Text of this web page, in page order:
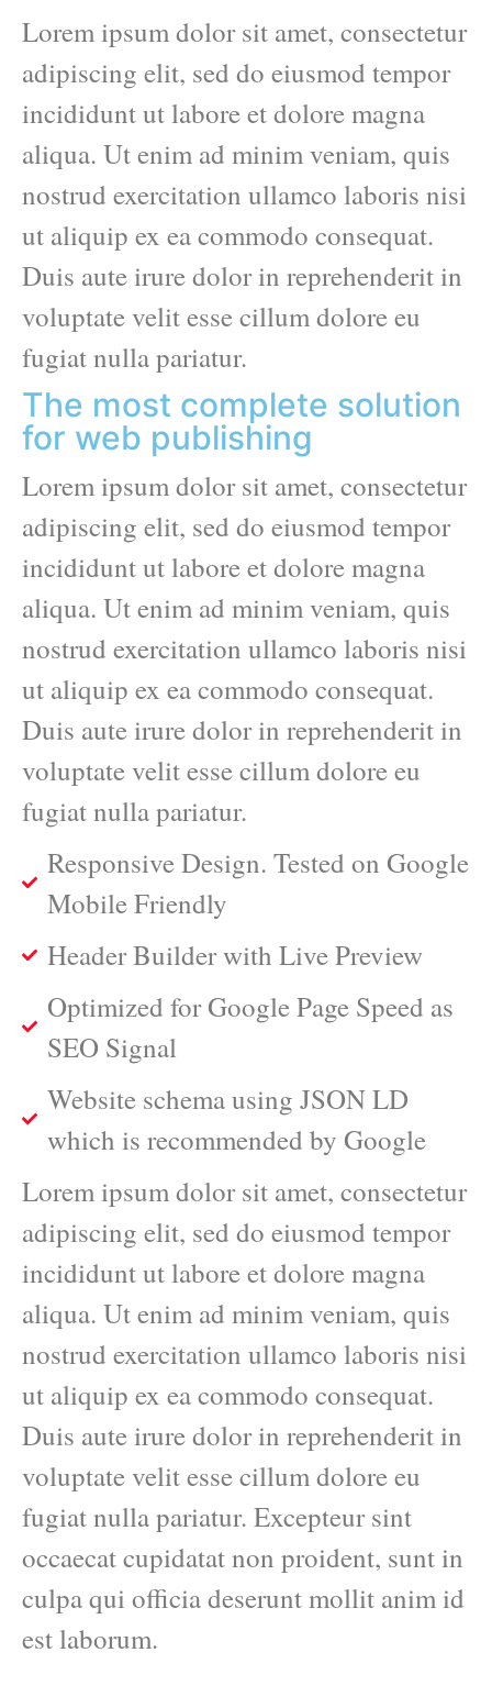
Lorem ipsum dolor sit amet, consectetur
adipiscing elit, sed do eiusmod tempor
incididunt ut labore et dolore magna
aliqua. Ut enim ad minim veniam, quis
nostrud exercitation ullamco laboris nisi
ut aliquip ex ea commodo consequat.
Duis aute irure dolor in reprehenderit in
voluptate velit esse cillum dolore eu
fugiat nulla pariatur.
The most complete solution
for web publishing
Lorem ipsum dolor sit amet, consectetur
adipiscing elit, sed do eiusmod tempor
incididunt ut labore et dolore magna
aliqua. Ut enim ad minim veniam, quis
nostrud exercitation ullamco laboris nisi
ut aliquip ex ea commodo consequat.
Duis aute irure dolor in reprehenderit in
voluptate velit esse cillum dolore eu
fugiat nulla pariatur.
Responsive Design. Tested on Google
Mobile Friendly
Header Builder with Live Preview
Optimized for Google Page Speed as
SEO Signal
Website schema using JSON LD
which is recommended by Google
Lorem ipsum dolor sit amet, consectetur
adipiscing elit, sed do eiusmod tempor
incididunt ut labore et dolore magna
aliqua. Ut enim ad minim veniam, quis
nostrud exercitation ullamco laboris nisi
ut aliquip ex ea commodo consequat.
Duis aute irure dolor in reprehenderit in
voluptate velit esse cillum dolore eu
fugiat nulla pariatur. Excepteur sint
occaecat cupidatat non proident, sunt in
culpa qui officia deserunt mollit anim id
est laborum.